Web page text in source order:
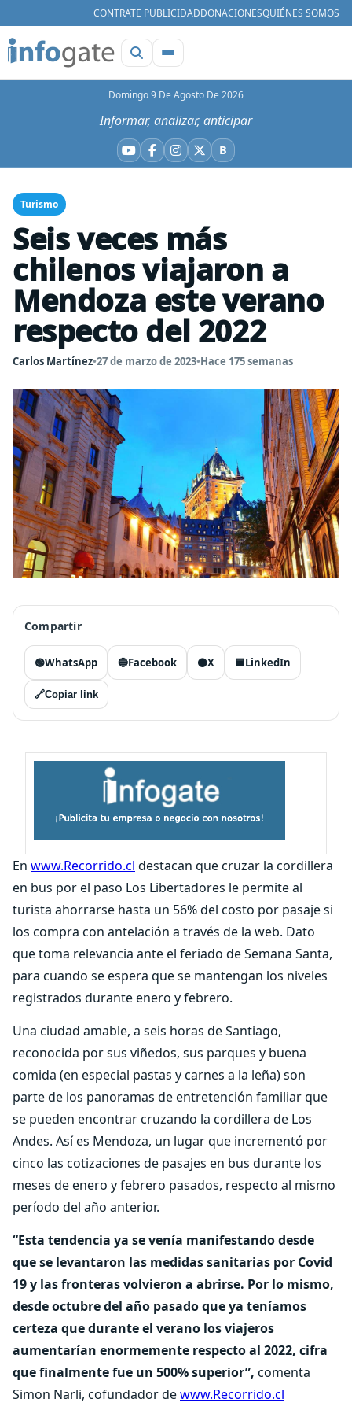
CONTRATE PUBLICIDADDONACIONESQUIÉNES SOMOS
Domingo 9 De Agosto De 2026
Informar, analizar, anticipar
YouTube
Facebook
Instagram
X BBluesky
Turismo
Seis veces más
chilenos viajaron a
Mendoza este verano
respecto del 2022
Carlos Martínez•27 de marzo de 2023•Hace 175 semanas
Compartir
🟢WhatsApp 🔵Facebook ⚫X 🟦LinkedIn
🔗Copiar link
En www.Recorrido.cl destacan que cruzar la cordillera
en bus por el paso Los Libertadores le permite al
turista ahorrarse hasta un 56% del costo por pasaje si
los compra con antelación a través de la web. Dato
que toma relevancia ante el feriado de Semana Santa,
para cuando se espera que se mantengan los niveles
registrados durante enero y febrero.
Una ciudad amable, a seis horas de Santiago,
reconocida por sus viñedos, sus parques y buena
comida (en especial pastas y carnes a la leña) son
parte de los panoramas de entretención familiar que
se pueden encontrar cruzando la cordillera de Los
Andes. Así es Mendoza, un lugar que incrementó por
cinco las cotizaciones de pasajes en bus durante los
meses de enero y febrero pasados, respecto al mismo
período del año anterior.
“Esta tendencia ya se venía manifestando desde
que se levantaron las medidas sanitarias por Covid
19 y las fronteras volvieron a abrirse. Por lo mismo,
desde octubre del año pasado que ya teníamos
certeza que durante el verano los viajeros
aumentarían enormemente respecto al 2022, cifra
que finalmente fue un 500% superior”, comenta
Simon Narli, cofundador dewww.Recorrido.cl